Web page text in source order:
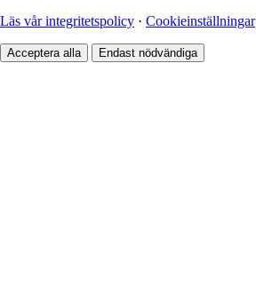
Läs vår integritetspolicy · Cookieinställningar
Acceptera alla Endast nödvändiga